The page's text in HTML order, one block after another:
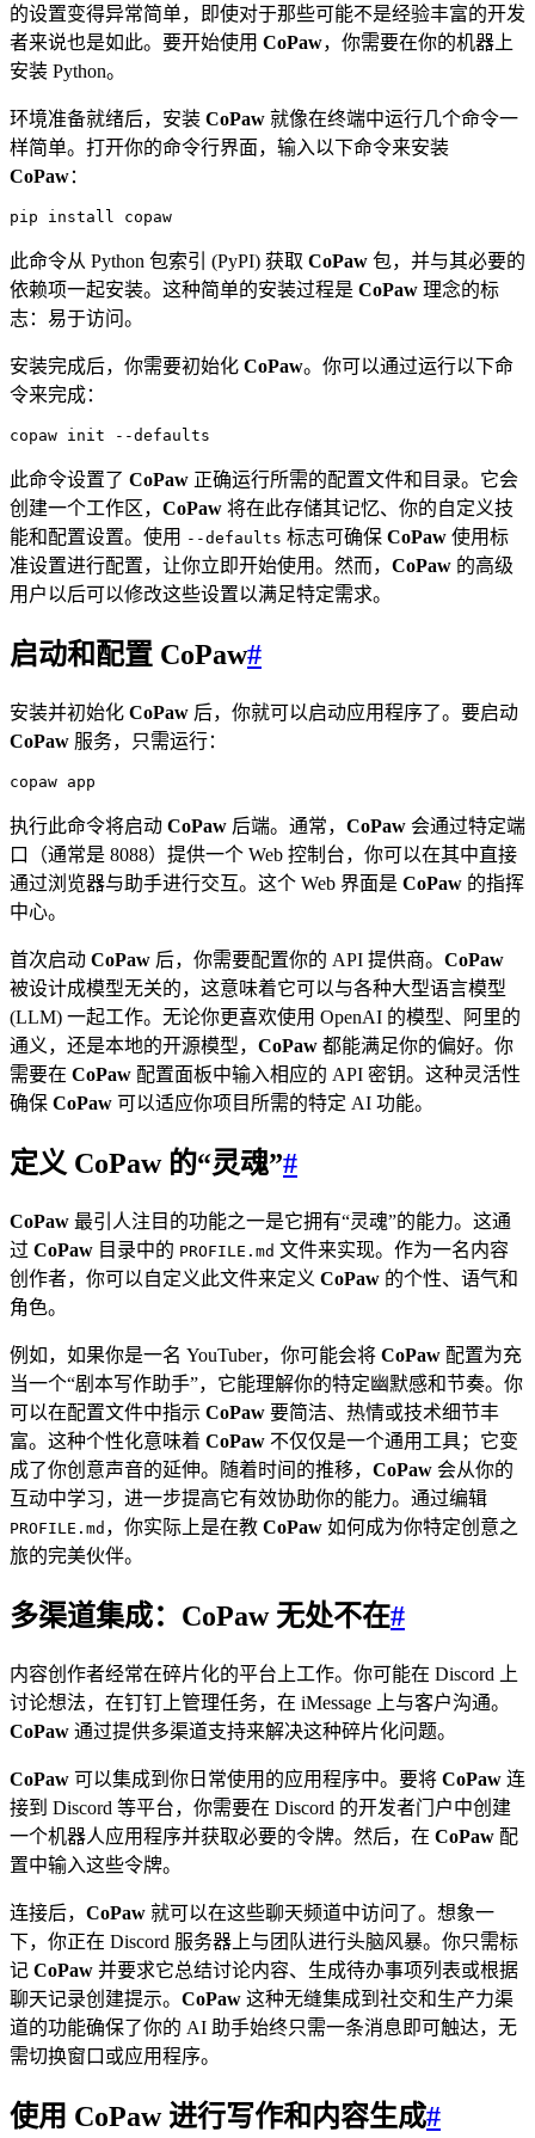
的设置变得异常简单，即使对于那些可能不是经验丰富的开发
者来说也是如此。要开始使用 CoPaw，你需要在你的机器上
安装 Python。
环境准备就绪后，安装 CoPaw 就像在终端中运行几个命令一
样简单。打开你的命令行界面，输入以下命令来安装
CoPaw：
此命令从 Python 包索引 (PyPI) 获取 CoPaw 包，并与其必要的
依赖项一起安装。这种简单的安装过程是 CoPaw 理念的标
志：易于访问。
安装完成后，你需要初始化 CoPaw。你可以通过运行以下命
令来完成：
此命令设置了 CoPaw 正确运行所需的配置文件和目录。它会
创建一个工作区， CoPaw 将在此存储其记忆、你的自定义技
能和配置设置。使用 --defaults 标志可确保 CoPaw 使用标
准设置进行配置，让你立即开始使用。然而， CoPaw 的高级
用户以后可以修改这些设置以满足特定需求。
启动和配置 CoPaw#
安装并初始化 CoPaw 后，你就可以启动应用程序了。要启动
CoPaw 服务，只需运行：
执行此命令将启动 CoPaw 后端。通常， CoPaw 会通过特定端
口（通常是 8088）提供一个 Web 控制台，你可以在其中直接
通过浏览器与助手进行交互。这个 Web 界面是 CoPaw 的指挥
中心。
首次启动 CoPaw 后，你需要配置你的 API 提供商。 CoPaw
被设计成模型无关的，这意味着它可以与各种大型语言模型
(LLM) 一起工作。无论你更喜欢使用 OpenAI 的模型、阿里的
通义，还是本地的开源模型， CoPaw 都能满足你的偏好。你
需要在 CoPaw 配置面板中输入相应的 API 密钥。这种灵活性
确保 CoPaw 可以适应你项目所需的特定 AI 功能。
定义 CoPaw 的“灵魂”#
CoPaw 最引人注目的功能之一是它拥有“灵魂”的能力。这通
过 CoPaw 目录中的 PROFILE.md 文件来实现。作为一名内容
创作者，你可以自定义此文件来定义 CoPaw 的个性、语气和
角色。
例如，如果你是一名 YouTuber，你可能会将 CoPaw 配置为充
当一个“剧本写作助手”，它能理解你的特定幽默感和节奏。你
可以在配置文件中指示 CoPaw 要简洁、热情或技术细节丰
富。这种个性化意味着 CoPaw 不仅仅是一个通用工具；它变
成了你创意声音的延伸。随着时间的推移， CoPaw 会从你的
互动中学习，进一步提高它有效协助你的能力。通过编辑
PROFILE.md ，你实际上是在教 CoPaw 如何成为你特定创意之
旅的完美伙伴。
多渠道集成：CoPaw 无处不在#
内容创作者经常在碎片化的平台上工作。你可能在 Discord 上
讨论想法，在钉钉上管理任务，在 iMessage 上与客户沟通。
CoPaw 通过提供多渠道支持来解决这种碎片化问题。
CoPaw 可以集成到你日常使用的应用程序中。要将 CoPaw 连
接到 Discord 等平台，你需要在 Discord 的开发者门户中创建
一个机器人应用程序并获取必要的令牌。然后，在 CoPaw 配
置中输入这些令牌。
连接后， CoPaw 就可以在这些聊天频道中访问了。想象一
下，你正在 Discord 服务器上与团队进行头脑风暴。你只需标
记 CoPaw 并要求它总结讨论内容、生成待办事项列表或根据
聊天记录创建提示。 CoPaw 这种无缝集成到社交和生产力渠
道的功能确保了你的 AI 助手始终只需一条消息即可触达，无
需切换窗口或应用程序。
使用 CoPaw 进行写作和内容生成#